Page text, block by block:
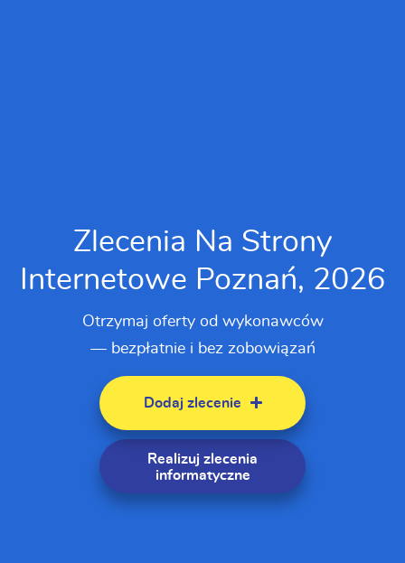
Zlecenia Na Strony
Internetowe Poznań, 2026
Otrzymaj oferty od wykonawców
— bezpłatnie i bez zobowiązań
Dodaj zlecenie
Realizuj zlecenia
informatyczne